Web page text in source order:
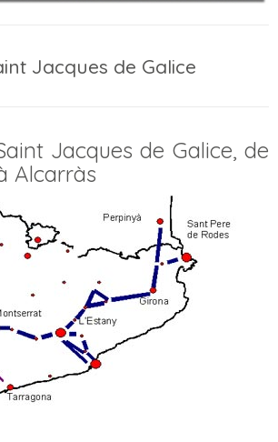
Jacques de Galice
Jacques de Galice, de
Alcarràs